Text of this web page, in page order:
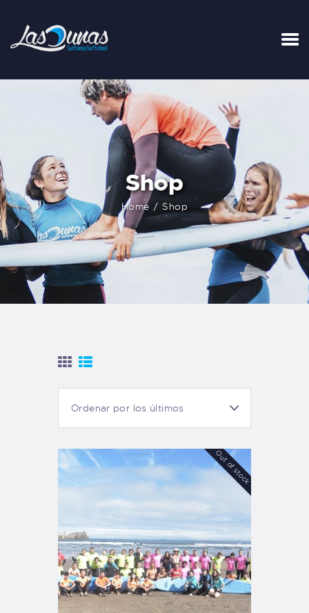
Shop
Home Shop
INICIO
TARIFAS
LA SURFHOUSE DEL CLUB
SURFCAMPS
CLASES DE SURF
ESCUELA DE SURF
ALQUILER
BLOG
FAQ
CONTACTO
CARRITO
PEDIDOS
Out of stock